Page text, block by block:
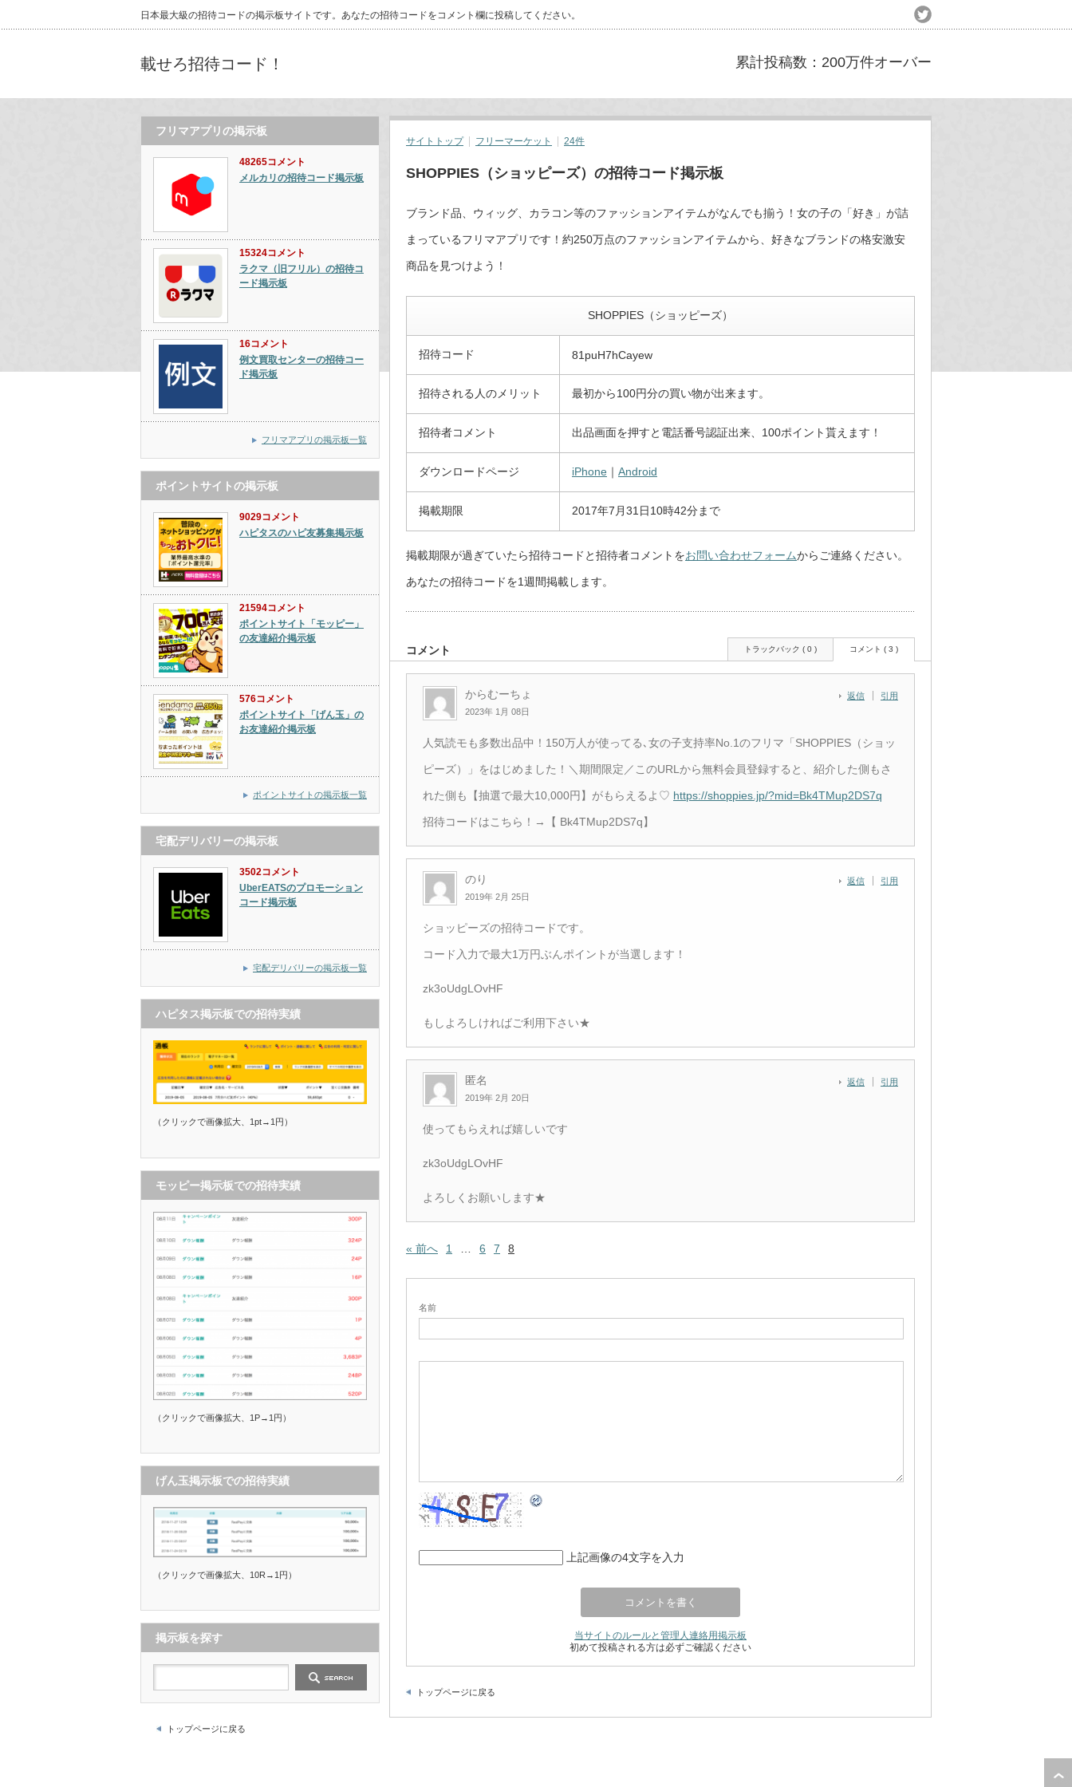
日本最大級の招待コードの掲示板サイトです。あなたの招待コードをコメント欄に投稿してください。
載せろ招待コード！ 累計投稿数：200万件オーバー
サイトトップ フリーマーケット 24件
SHOPPIES（ショッピーズ）の招待コード掲示板
ブランド品、ウィッグ、カラコン等のファッションアイテムがなんでも揃う！女の子の「好き」が詰
まっているフリマアプリです！約250万点のファッションアイテムから、好きなブランドの格安激安
商品を見つけよう！
SHOPPIES（ショッピーズ）
招待コード 81puH7hCayew
招待される人のメリット 最初から100円分の買い物が出来ます。
招待者コメント 出品画面を押すと電話番号認証出来、100ポイント貰えます！
ダウンロードページ iPhone ｜ Android
掲載期限 2017年7月31日10時42分まで
掲載期限が過ぎていたら招待コードと招待者コメントをお問い合わせフォームからご連絡ください。
あなたの招待コードを1週間掲載します。
コメント トラックバック ( 0 ) コメント ( 3 )
からむーちょ
2023年 1月 08日
返信 引用
人気読モも多数出品中！150万人が使ってる､女の子支持率No.1のフリマ「SHOPPIES（ショッ
ピーズ）」をはじめました！＼期間限定／このURLから無料会員登録すると、紹介した側もさ
れた側も【抽選で最大10,000円】がもらえるよ♡ https://shoppies.jp/?mid=Bk4TMup2DS7q
招待コードはこちら！→【 Bk4TMup2DS7q】
のり
2019年 2月 25日
返信 引用
ショッピーズの招待コードです。
コード入力で最大1万円ぶんポイントが当選します！
zk3oUdgLOvHF
もしよろしければご利用下さい★
匿名
2019年 2月 20日
返信 引用
使ってもらえれば嬉しいです
zk3oUdgLOvHF
よろしくお願いします★
« 前へ 1 6 7 8
名前
上記画像の4文字を入力
当サイトのルールと管理人連絡用掲示板
初めて投稿される方は必ずご確認ください
トップページに戻る
フリマアプリの掲示板
48265コメント
メルカリの招待コード掲示板
15324コメント
ラクマ（旧フリル）の招待コ
ード掲示板
16コメント
例文買取センターの招待コー
ド掲示板
フリマアプリの掲示板一覧
ポイントサイトの掲示板
9029コメント
ハピタスのハピ友募集掲示板
21594コメント
ポイントサイト「モッピー」
の友達紹介掲示板
576コメント
ポイントサイト「げん玉」の
お友達紹介掲示板
ポイントサイトの掲示板一覧
宅配デリバリーの掲示板
3502コメント
UberEATSのプロモーション
コード掲示板
宅配デリバリーの掲示板一覧
ハピタス掲示板での招待実績
（クリックで画像拡大、1pt→1円）
モッピー掲示板での招待実績
（クリックで画像拡大、1P→1円）
げん玉掲示板での招待実績
（クリックで画像拡大、10R→1円）
掲示板を探す
トップページに戻る